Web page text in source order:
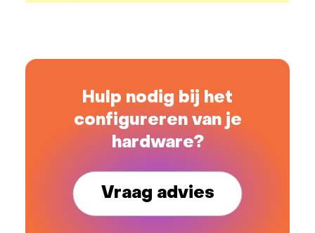
Hulp nodig bij het
configureren van je
hardware?
Vraag advies